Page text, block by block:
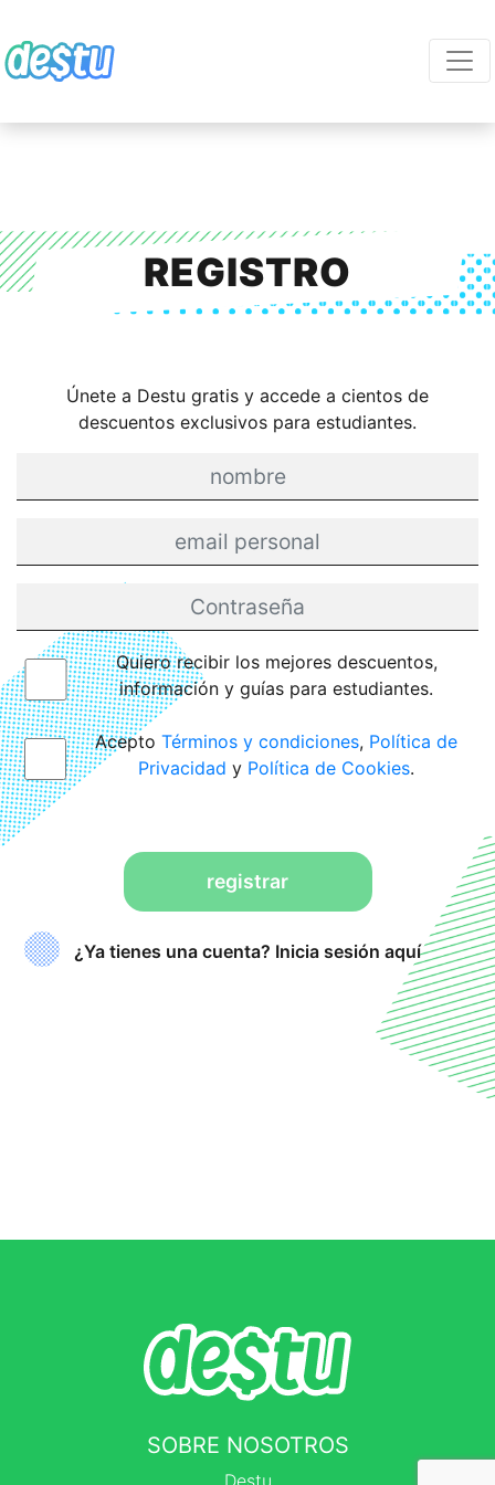
REGISTRO
Únete a Destu gratis y accede a cientos de
descuentos exclusivos para estudiantes.
Quiero recibir los mejores descuentos,
información y guías para estudiantes.
AceptoTérminos y condiciones, Política de
Privacidad y Política de Cookies.
registrar
¿Ya tienes una cuenta? Inicia sesión aquí
SOBRE NOSOTROS